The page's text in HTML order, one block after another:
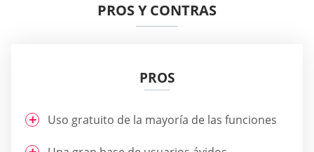
PROS Y CONTRAS
PROS
Uso gratuito de la mayoría de las funciones